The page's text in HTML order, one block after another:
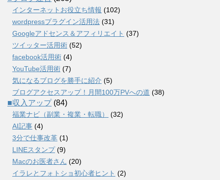
インターネットお役立ち情報 (102)
wordpressプラグイン活用法 (31)
Googleアドセンス＆アフィリエイト (37)
ツイッター活用術 (52)
facebook活用術 (4)
YouTube活用術 (7)
気になるブログを勝手に紹介 (5)
ブログアクセスアップ！月間100万PVへの道 (38)
■収入アップ(84)
福業ナビ（副業・複業・転職）
(32)
AI記事 (4)
3分で仕事改革 (1)
LINEスタンプ(9)
Macのお医者さん (20)
イラレとフォトショ初心者ヒント (2)